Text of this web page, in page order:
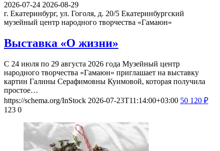
2026-07-24 2026-08-29
г. Екатеринбург, ул. Гоголя, д. 20/5 Екатеринбургский
музейный центр народного творчества «Гамаюн»
Выставка «О жизни»
С 24 июля по 29 августа 2026 года Музейный центр
народного творчества «Гамаюн» приглашает на выставку
картин Галины Серафимовны Куимовой, которая получила
простое…
https://schema.org/InStock 2026-07-23T11:14:00+03:00 50 120 ₽
123 0